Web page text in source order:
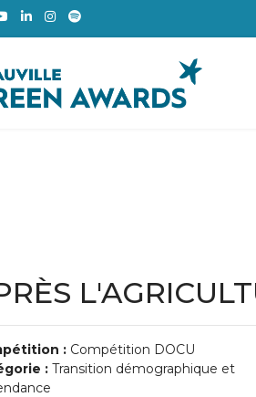
: Compétition DOCU
: Transition démographique et